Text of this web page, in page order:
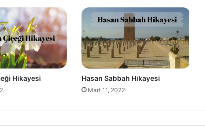
Hikayesi Hasan Sabbah Hikayesi
Mart 11, 2022